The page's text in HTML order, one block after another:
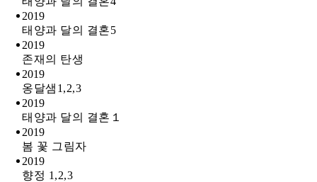
2019
태양과 달의 결혼5
2019
존재의 탄생
2019
옹달샘1,2,3
2019
태양과 달의 결혼１
2019
봄 꽃 그림자
2019
향정 1,2,3